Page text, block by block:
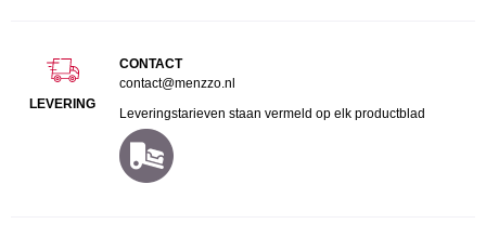
LEVERING
CONTACT
contact@menzzo.nl
Leveringstarieven staan vermeld op elk productblad